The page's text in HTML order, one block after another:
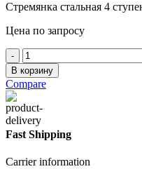
Стремянка стальная 4
Цена по запросу
Количество
товара
Стремянка
стальная
4
ступени
В корзину
Compare
Fast Shipping
Carrier information